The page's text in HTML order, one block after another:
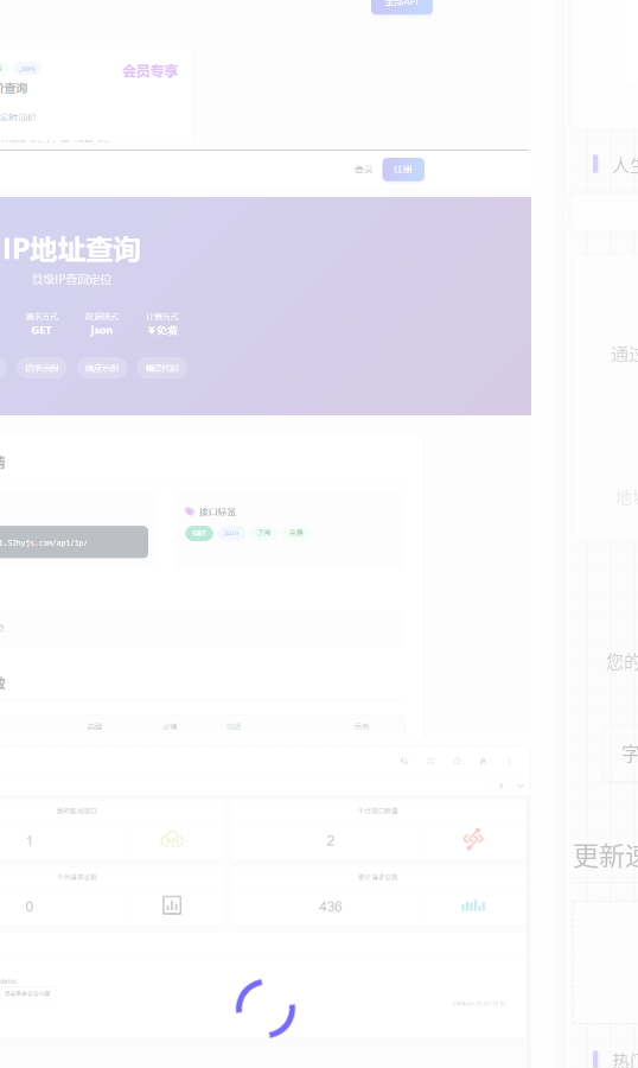
人
通
您
更新
热